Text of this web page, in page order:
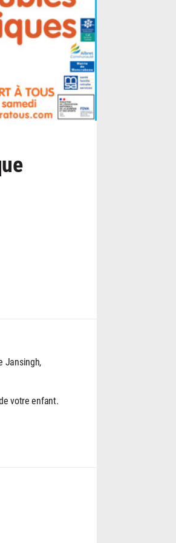
Jansingh,
votre enfant.